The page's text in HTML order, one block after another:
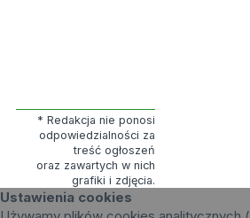
* Redakcja nie ponosi
odpowiedzialności za
treść ogłoszeń
oraz zawartych w nich
grafiki i zdjęcia.
Ustawienia cookies